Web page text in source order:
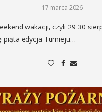
17 marca 2026
wakacji, czyli 29-30
piąta edycja Turnieju…